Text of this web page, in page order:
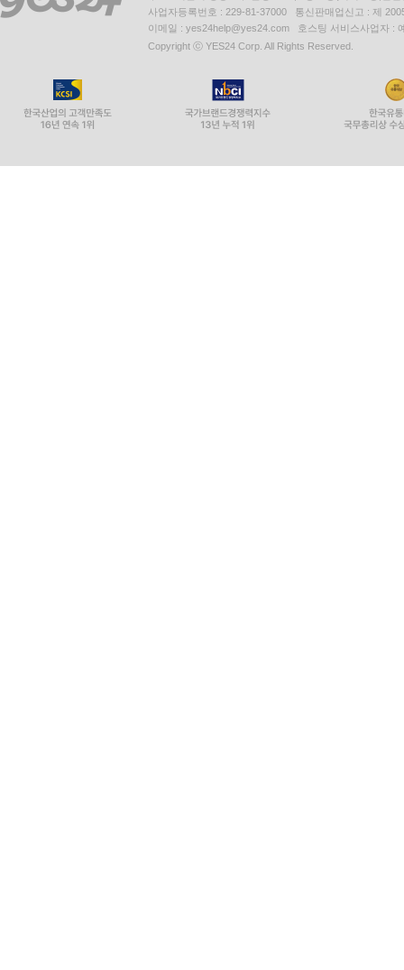
사업자등록번호 : 229-81-37000 통신판매업신고 : 제
이메일 : yes24help@yes24.com 호스팅 서비스사업자 :
Copyright ⓒ YES24 Corp. All Rights Reserved.